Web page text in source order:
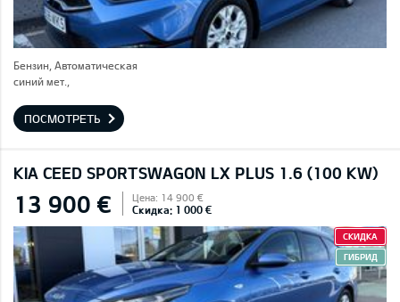
Бензин, Автоматическая
синий мет.,
ПОСМОТРЕТЬ
KIA CEED SPORTSWAGON LX PLUS 1.6 (100 KW)
13 900 € Цена: 14 900 €
Скидка: 1 000 €
СКИДКА
ГИБРИД